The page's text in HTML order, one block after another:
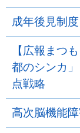
成年後見制度
【広報まつ
都のシンカ
点戦略
高次脳機能